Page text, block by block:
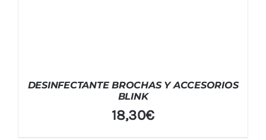
DESINFECTANTE BROCHAS Y ACCESORIOS
BLINK
18,30€